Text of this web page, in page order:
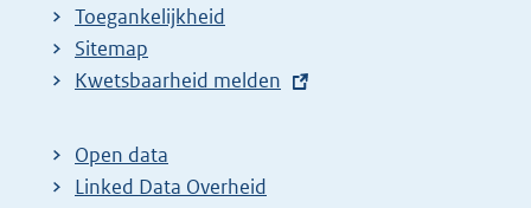
Toegankelijkheid
Sitemap
E
t
e
Kwetsbaarheid melden
Open data
Linked Data Overheid